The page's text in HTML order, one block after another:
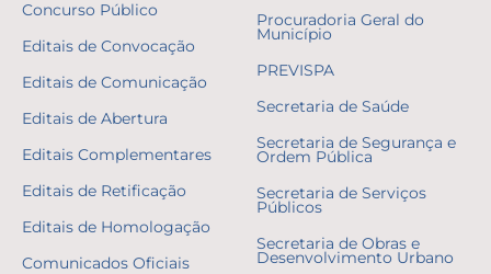
Concurso Público
Editais de Convocação
Editais de Comunicação
Editais de Abertura
Editais Complementares
Editais de Retificação
Editais de Homologação
Comunicados Oficiais
Procuradoria Geral do
Município
PREVISPA
Secretaria de Saúde
Secretaria de Segurança e
Ordem Pública
Secretaria de Serviços
Públicos
Secretaria de Obras e
Desenvolvimento Urbano